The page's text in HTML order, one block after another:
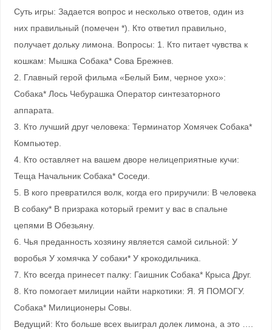
Суть игры: Задается вопрос и несколько ответов, один из
них правильный (помечен *). Кто ответил правильно,
получает дольку лимона. Вопросы: 1. Кто питает чувства к
кошкам: Мышка Собака* Сова Брежнев.
2. Главный герой фильма «Белый Бим, черное ухо»:
Собака* Лось Чебурашка Оператор синтезаторного
аппарата.
3. Кто лучший друг человека: Терминатор Хомячек Собака*
Компьютер.
4. Кто оставляет на вашем дворе нелицеприятные кучи:
Теща Начальник Собака* Соседи.
5. В кого превратился волк, когда его приручили: В человека
В собаку* В призрака который гремит у вас в спальне
цепями В Обезьяну.
6. Чья преданность хозяину является самой сильной: У
воробья У хомячка У собаки* У крокодильчика.
7. Кто всегда принесет палку: Гаишник Собака* Крыса Друг.
8. Кто помогает милиции найти наркотики: Я. Я ПОМОГУ.
Собака* Милиционеры Совы.
Ведущий: Кто больше всех выиграл долек лимона, а это ….